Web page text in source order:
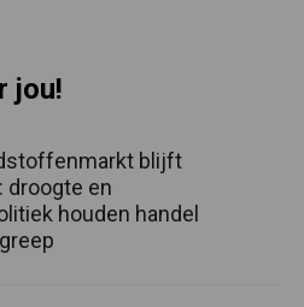
jou!
blijft
droogte en
houden handel